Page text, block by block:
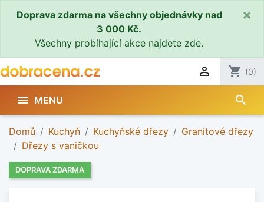
Doprava zdarma na všechny objednávky nad
3 000 Kč.
Všechny probíhající akce najdete zde.
×
 shopping_cart (0)
 MENU search
Domů Kuchyň Kuchyňské dřezy
Granitové dřezy
Dřezy s vaničkou
DOPRAVA ZDARMA